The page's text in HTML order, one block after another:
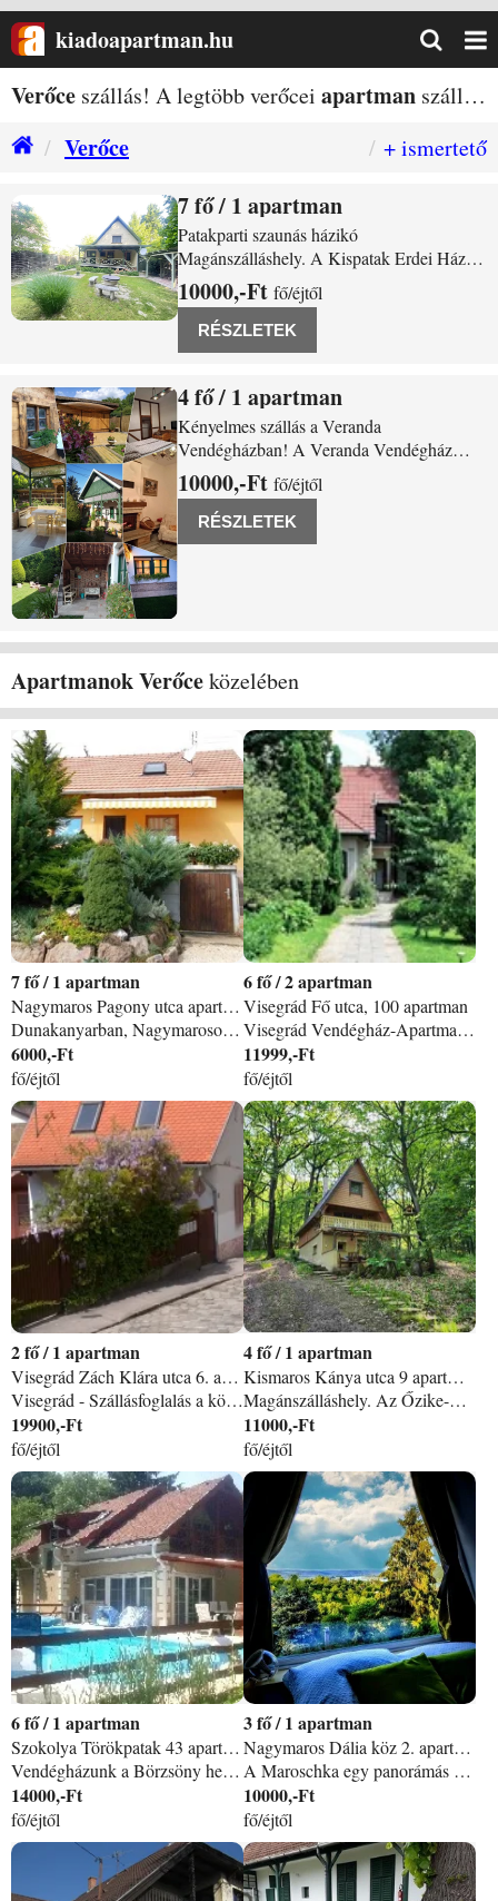
kiadoapartman.hu
Verőce szállás! A legtöbb verőcei apartman szállás egy helyen!
Verőce + ismertető
7 / 1 apartman
Verőce Táltos utca 45.
Patakparti szaunás házikó
Magánszálláshely. A Kispatak Erdei Ház
Verőce-Magyarkúton, az erdő szélén
csörgedező romantikus patak mellett várja
vendégeit. A 80 nm-es vendégház egyben
vehető ki. Pihenésre és túrázásra egyaránt
10000,-Ft fő/éjtől
RÉSZLETEK
4 / 1 apartman
Verőce Losonci utca 12
Kényelmes szállás a Veranda
Vendégházban! A Veranda Vendégház
Verőcén a Duna parttól pár lépésre
található, 4 személyes szálláshely. Az egész
ház a vendégek rendelkezésére áll, tágas
verandával, az önálló kertben
10000,-Ft fő/éjtől
RÉSZLETEK
Apartmanok Verőceközelében
7 /1 apartman
Nagymaros Pagony utca apartman
Dunakanyarban, Nagymaroson szeretettel várjuk vendégeinket kétszintes vendégházunkban. Különleges elhelyezkedésének köszönhetően, a szállásról gyönyörű kilátás nyílik a Dunakanyar, hegyoldal és a Visegrádi Fellegvár felé. A ház egyszerre egy vendégcsoportnak van kiadva. Felszerelt konyha, nagy terasz, gyönyörű panoráma, kerti bútor, kerti szauna, pingpong, csocsó, hangulatos szaletli, hintaágy, kerékpárok, bográcsozási, grillezési lehetőség szolgálják a hozzánk látogató vandégeket. Ajánljuk családoknak, pároknak, idősebb korosztály részére, a természet páratlan szépségét, nyugalmát élvezhetik nálunk. Vendégeink kikapcsolódásához hozzájáruló lehetőségek: Friss termelői reggeli, vacsora házhoz szállítás, masszázs a háznál. A környék bővelkedik kirándulási, túrázási lehetőségekben. A ház a zöld színű túraútvonalon épült, az utca végén kezdődik a Börzsöny. Vendégeink ellátogathatnak Visegrádra, Zebegénybe, Esztergomba, erdei kisvasúttal a Börzsönybe. Bérelhető egész évben, 2-7 főig.
6000,-Ft
fő/éjtől
6 /2 apartman
Visegrád Fő utca, 100 apartman
Visegrád Vendégház-Apartman kedvező árakon, jól felszerelt apartmanjaiban várja kikapcsolódni, pihenni, üdülni vágyó családokat, párokat, barátokat. Apartmanjaink jellemzői: Minden apartman külön bejárattal rendelkezik a kertszintről. Minden apartmanhoz saját kis kertrész tartozik kerti asztallal és székekkel. Védett WIFI kapcsolatot biztosítunk. Az összes apartmanban, minden szobában külön-külön TV-található, kábeltévé programokkal. Az apartmanokban nyáron külön díjért klíma használat is igényelhető. Minden apartmanban külön étkező-konyha van. A konyhák teljes felszereltségek (gáztűzhely, hűtőszekrény, mikrósütő, kávéfőző, mosogató, edények és evőeszközök). A kertben való kikapcsolódáshoz közös használatra ping-pong asztal rendelkezésre. Az apartmanok önellátóak, de változatos étkezési lehetőségek vannak 500 méteren belül (éttermek, pizzéria, büfé, kávézó, stb. ) A szállás Visegrád központjától pár száz méterre található, jól megközelíthető helyen. Kikapcsolódási lehetőségek: Wellness központ 800 méterre Télen síelés a mogyoró-hegyen, hóágyúzott pálya Teniszpálya 800 méterre Termál strand (jelenleg Leányfalun, vagy Párkányban) Téli-nyári bobpálya Canpopy Kishajó kirándulás, sétahajózás, Múzeum, Vár, stb. Természetjárás Dunai horgászat Bicikli túrázás (kölcsönző 150 m-re) stb. Bulizókat nem fogadunk! Egy vendégkör részére csak egy apartmant biztosítunk azonos időszakban, a többi vendég nyugalma érdekében Az árak tájékoztató jellegű alapárak, az utazás időpontjának, az eltöltött éjszakák és a vendégek számának függvényében változhatnak az ajánlatban. Nyitvatartás: márciustól-novemberig
11999,-Ft
fő/éjtől
2 /1 apartman
Visegrád Zách Klára utca 6. apartman
Visegrád - Szállásfoglalás a központban Visegrád-Kálvária Fogadó-Magánszálláshely: 6/2017 Engedélyszám: NTAK: EG19004242 - Visegrád-Kálvária Fogadó-Magánszálláshely: 6/2017 KISFALUDY-PÁLYÁZATI PROGRAM Kedvezményezett neve: Móritzné Nagy Ilona - Kálvária Fogadó Pályázati azonosító: TFC-M-1. 1. 2-2020-02322 Pályázat címe: Kisfaludy Szálláshelyfejlesztési Konstrukció -magánszálláshelyek és egyéb szálláshelyek fejlesztése KÁLVÁRIA FOGADÓ A Vendégeknek nyújtott kényelmi szolgáltatások fejlesztése. Minőségi külső-belső arculat megvalósítása a szálláshelyen. Új, és modern eszközök beszerzése. Kültéri beruházások kialakítása. Trip to Visegrád - Kirándulás Visegrádra - webhely. A hegy lábánál, a Kálvária lépcsőnél helyezkedik el, egy századfordulós hangulatát idéző ​​tornácos ház, valamint egy kisebb teljesen önálló ház. Belecsöppenhet a romantikus hangulatot idéző enteriőrbe, a kellemesen hűs nagyméretű tornácon, és a kertben. Visegrád történelmi központjában található a szálláshely, a túraútvonalak kiinduló pontjánál. WIFI az ingatlanok területén szabadon használható. Kedves Vendégek! Fokozott higiénia biztosítása, és annak betartása! - Ingyenes szolgáltatás: túravezetés, és igény szerinti lelkigondozás. - Várom a pihenni, kikapcsolódni akarókat, és a lelki feltöltődésre vágyókat. - Én a házigazda fogadom Önöket, és igyekszem a segítségükre lenni. - Szolgáltatások: Alapvető kellékek: - Saját bejárat. - Fűtés. - Konyha: Mikrohullámú sütő, Kávéfőző, Vízforraló, Teafőző, Hűtőszekrény, Étkészlet és evőeszközök. - Hajszárító, Vállfák, Vasaló, Meleg víz, Törölközők, Tusfürdő, Folyékony szappan. - Fertőtlenítő kézmosószer, Fertőtlenítő szerek, Levegőtisztító. - Ágyneműk, plusz párnák és takarók. - Televízió és rádió. - Wifi és laptopbarát munkaterület. - Ingyenes parkolás a helyszínen. Ingyenes utcai parkolás. - Egyszintes otthon. Terasz-tornác. Kert-udvar. - Lépcső nélküli közlekedés. - A tornác, és a kert területe szabadon használható. - Hosszú távú foglalás megengedett. - WIFI az ingatlanok területén szabadon vehető. Ajándékok: - Ingyenes szolgáltatás: túravezetés, és igény szerinti lelkigondozás. - Csomagmegőrzés térítésmentes biztosítása! - Visegrád és környéke térkép, valamint visegrádi forrásvíz biztosítása. - Reggel: igény szerint, ingyenes kávé felszolgálása, miden hozzávalóval.
19900,-Ft
fő/éjtől
4 /1 apartman
Kismaros Kánya utca 9 apartman
Magánszálláshely. Az Őzike-Lak Vendégház Kismaros-Börzsönyligeten várja a pihenni, túrázni, kikapcsolódni vágyó vendégeit. Pihenésre, túrázásra kitűnően alkalmas klímával felszerelt nyaraló. Ha szeretne madárcsicsergésre ébredni, távol a város zajától gyönyörű erdei környezetben, akkor szeretettel ajánljuk Önnek teljesen felszerelt nyaralóházunkat. Ősszel szarvasbőgést is lehet hallgani. SZÁLLÁS LEÍRÁSA: Festői helyen lévő önálló kis házban 4 fő kényelmesen elfér, alvási lehetőség az emeleten egy franciaágy két egyszemélyes ágy a nappaliban kanapé, ágyneműt biztosítunk. A nappaliban hűvösebb estéken élvezhetik a kandalló melegét. A fürdőben tusoló, kézmosó illetve a wc található. Törülközőt biztosítunk. Zárt udvaron parkolás biztosított. Nyársalási, és grillezési lehetőség egyaránt rendelkezésükre áll. A kert parkosított, óriási tölgyfák árnyékban lehet kipihenni a hétköznapok fáradalmait. A reggeli kávézáshoz fedett terasz áll rendelkezésre, az esti beszélgetéshez egy nagyobb fedett terasz áll rendelkezésre, illetve egy szaletli. Programok: Kiépített kerékpárút Budapest-Vác-Szob útvonalon. Az útvonal többnyire a Duna mellett halad, így élvezhetjük a folyam látványát, be tekinthetünk a szigetek és az ártéri erdők élővilágába. A kerékpárút többször érinti a Duna-Ipoly Nemzeti Park területét, ahol számos természeti látnivalóban gyönyörködhetünk. A környéken több turistaútvonal, kilátó is elérhető. Vizisportok: A Dunán több szabad strand van a közelben, a sok helyen lehet kajakot, kenut bérelni. Horgászati lehetőségek: Duna parton (engedéllyel). A környék látnivalói: Kismarosról Királyrétre Erdei kisvasút. Nagyon szép környezetben egy horgásztó található. Kijelölt turistautak a ház közelében. Kismaros után Kóspallagra, Törökmezőre lehet eljutni. Nagymaros: Átkelő komp Visegrádra. Nagymaros után Zebegény festői környezetét lehet megtekinteni. Itt található Szőnyi István Múzeum és a Hajós Múzeum. Vác: Székesegyház. Váci Főtér, komppal megközelíthető Tahitótfalu, Leányfalu, Szentendre. Visegrád: Fellegvár. Esztergom Bazilika, Dunabogdányból a Rám szakadékon keresztül lehet eljutni Dobogókőre (gyalogtúra). Autóval is megközelíthető. Egyszerre csak egy társaságnak adjuk ki. Bulik, megtartására nem alkalmas. MEGKÖZELÍTHETŐSÉG: Budapesttől az M2 autóúton vagy a 2 számú főúton lehet eljutni Vácig majd a 12-es úton haladva Kismarosra. A Szokolyai útra forduljatok le jobbra, haladjatok tovább a kisvasút sínpárja mentén, majd az Öreg Morgó Étterem után kanyarodjatok balra a Gálhegyi útra, és ne térjetek le erről az aszfalt útról. A hegyen felfelé lesz a Rozmaring tér, onnan nyílik a Kánya utca. Parkolni a nagykaput kinyitva lehet a telken. Sajnos a navigációk (Wazze, google maps) nem ezen az útvonalon jelölik meg a megközelítést, nem javasoljuk, mert göröngyös az út. Gyalog vagy kerékpárral a Kismaros vasútállomás 30 percre van. A vonatok éjjel-nappal járnak Budapest Nyugati pályaudvar-Szob útvonalon. Várjuk szeretettel!
11000,-Ft
fő/éjtől
6 /1 apartman
Szokolya Törökpatak 43 apartman
Vendégházunk a Börzsöny hegységben helyezkedik el. Festői környezetben, ahol a házat erdő és patak öleli. Ha madárcsicsergésre és patakcsobogásra szeretne ébredni, feltétlen töltsön itt néhány napot. Mi nem kulcsos ház vagyunk, nálunk nincs konyha használat. Mi kiszolgáljuk vendégeinket, Önöknek csak élvezni kell a táj és környezet adta szépséget és nyugalmat. Kültéri fűtött medencénkben (június 15-augusztus 31-ig) fogyasszon el egy hideg koktélt. Nálunk feltöltődhet és kipihenheti fáradalmait. Tökéletes kirándulási lehetőséget biztosít a környék. Előttünk jár Kismarosról a királyréti kisvasút. Ezen kívül rengeteg jó program és látnivaló van a környéken. Három darab emeleti szoba, 6 fő részére, ebből 2 erkélyes a harmadik erkély nélküli. Minden szobában, korlátlan WiFi. , törölköző és köntös. Kerti grillezés, bográcsozás abban az esetben, amennyiben a vendég minden hozzávalóról gondoskodik. Finn és infra szauna. Masszázsöböl, úszó ellenáramoltató, nyakzuhany a medencében (térítés ellenében).
14000,-Ft
fő/éjtől
3 /1 apartman
Nagymaros Dália köz 2. apartman
A Maroschka egy panorámás vendégház Nagymaroson, ahol az ágyból csodálhatod a napfelkeltét a Kisoroszi Szigetcsúcs felett. A teljesen légkondicionált házat alapvetően 2 fő fogadására terveztük, de az ágyazható kanapén is lehet aludni. A földszinten egy jól felszerelt konyha, étkező, nappali, fürdőszoba és egy nagy terasz, az emeleten pedig egy hálószoba várja a vendégeket.
10000,-Ft
fő/éjtől